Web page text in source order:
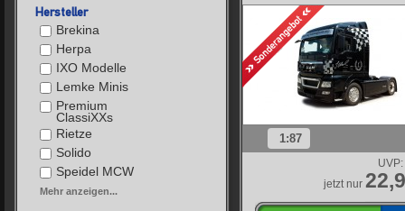
Hersteller
Brekina
Herpa
IXO Modelle
Lemke Minis
Premium
ClassiXXs
Rietze
Solido
Speidel MCW
Mehr anzeigen...
1:87
UVP:
jetzt nur